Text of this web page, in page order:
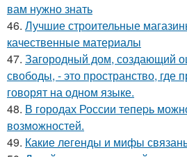
вам нужно знать
46. Лучшие строительные
качественные материалы
47. Загородный дом, создающий
свободы, - это пространство, где
говорят на одном языке.
48. В городах России тепеpь
возмoжностей.
49. Какие легенды и мифы